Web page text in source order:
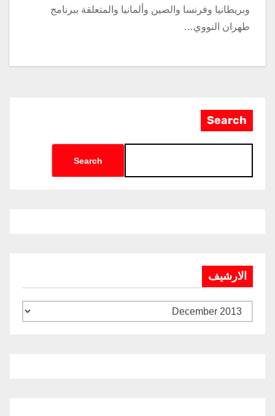
وبريطانيا وفرنسا والصين وألمانيا والمتعلقة ببرنامج
طهران النووي…
Search
Search
الارشيف